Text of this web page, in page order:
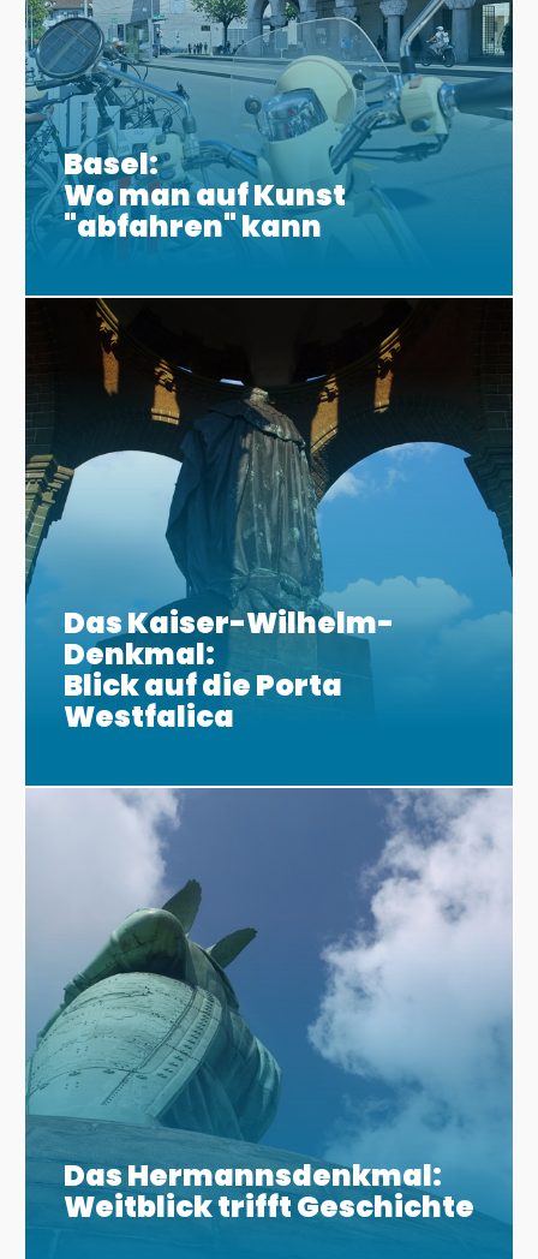
Basel:
Wo man auf Kunst
"abfahren" kann
Das Kaiser-Wilhelm-
Denkmal:
Blick auf die Porta
Westfalica
Das Hermannsdenkmal:
Weitblick trifft Geschichte